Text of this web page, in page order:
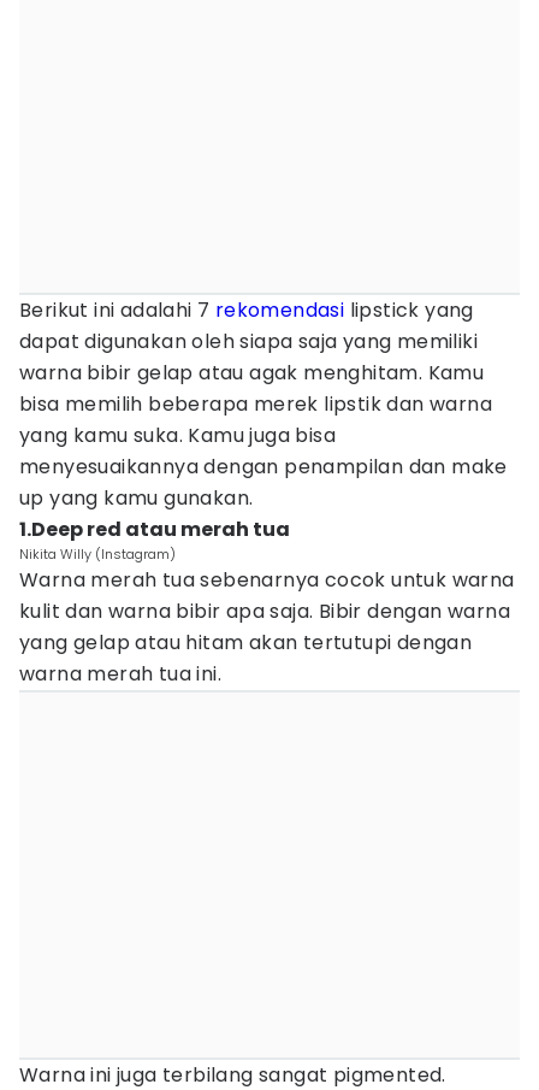
Berikut ini adalahi 7 rekomendasi lipstick yang
dapat digunakan oleh siapa saja yang memiliki
warna bibir gelap atau agak menghitam. Kamu
bisa memilih beberapa merek lipstik dan warna
yang kamu suka. Kamu juga bisa
menyesuaikannya dengan penampilan dan make
up yang kamu gunakan.
1.Deep red atau merah tua
Nikita Willy (Instagram)
Warna merah tua sebenarnya cocok untuk warna
kulit dan warna bibir apa saja. Bibir dengan warna
yang gelap atau hitam akan tertutupi dengan
warna merah tua ini.
Warna ini juga terbilang sangat pigmented.